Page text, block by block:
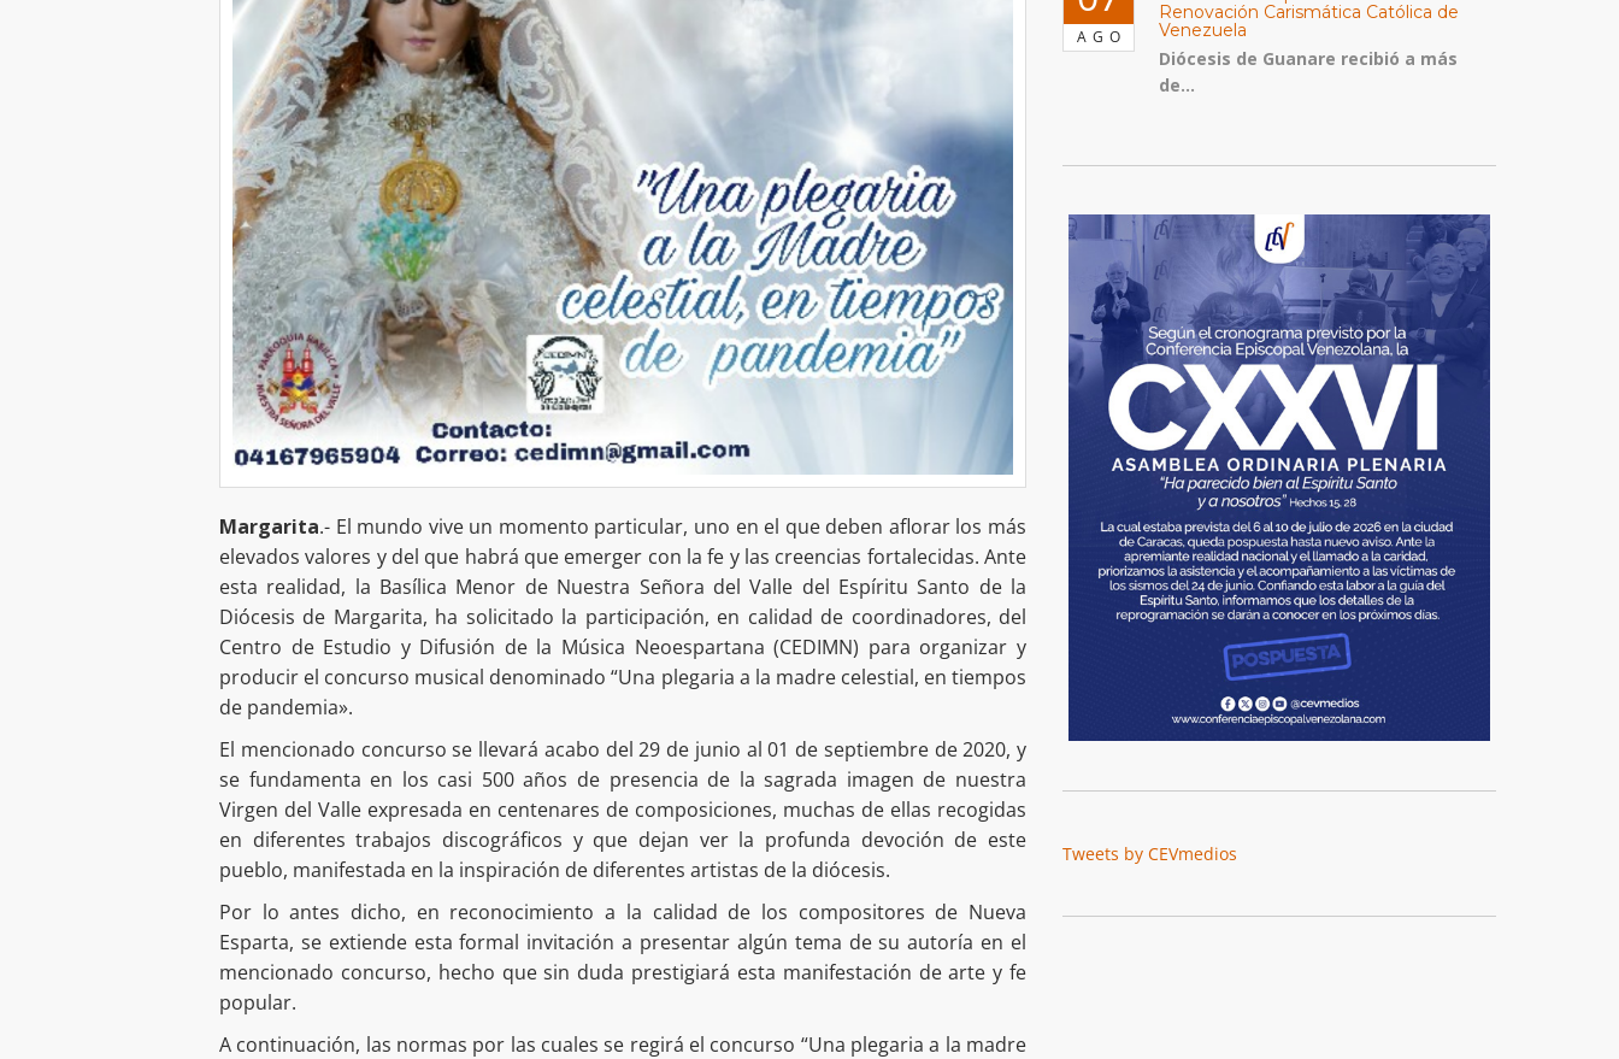
Margarita.- El mundo vive un momento particular, uno en el que deben aflorar los más
elevados valores y del que habrá que emerger con la fe y las creencias fortalecidas. Ante
esta realidad, la Basílica Menor de Nuestra Señora del Valle del Espíritu Santo de la
Diócesis de Margarita, ha solicitado la participación, en calidad de coordinadores, del
Centro de Estudio y Difusión de la Música Neoespartana (CEDIMN) para organizar y
producir el concurso musical denominado “Una plegaria a la madre celestial, en tiempos
de pandemia».
El mencionado concurso se llevará acabo del 29 de junio al 01 de septiembre de 2020, y
se fundamenta en los casi 500 años de presencia de la sagrada imagen de nuestra
Virgen del Valle expresada en centenares de composiciones, muchas de ellas recogidas
en diferentes trabajos discográficos y que dejan ver la profunda devoción de este
pueblo, manifestada en la inspiración de diferentes artistas de la diócesis.
Por lo antes dicho, en reconocimiento a la calidad de los compositores de Nueva
Esparta, se extiende esta formal invitación a presentar algún tema de su autoría en el
mencionado concurso, hecho que sin duda prestigiará esta manifestación de arte y fe
popular.
A continuación, las normas por las cuales se regirá el concurso “Una plegaria a la madre
AGO
Renovación Carismática Católica de
Venezuela
Diócesis de Guanare recibió a más
de...
Tweets by CEVmedios